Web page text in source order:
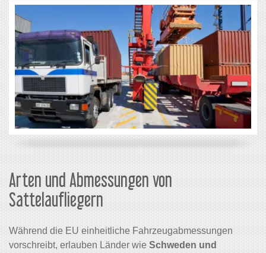
Arten und Abmessungen von
Sattelaufliegern
Während die EU einheitliche Fahrzeugabmessungen
vorschreibt, erlauben Länder wie Schweden und